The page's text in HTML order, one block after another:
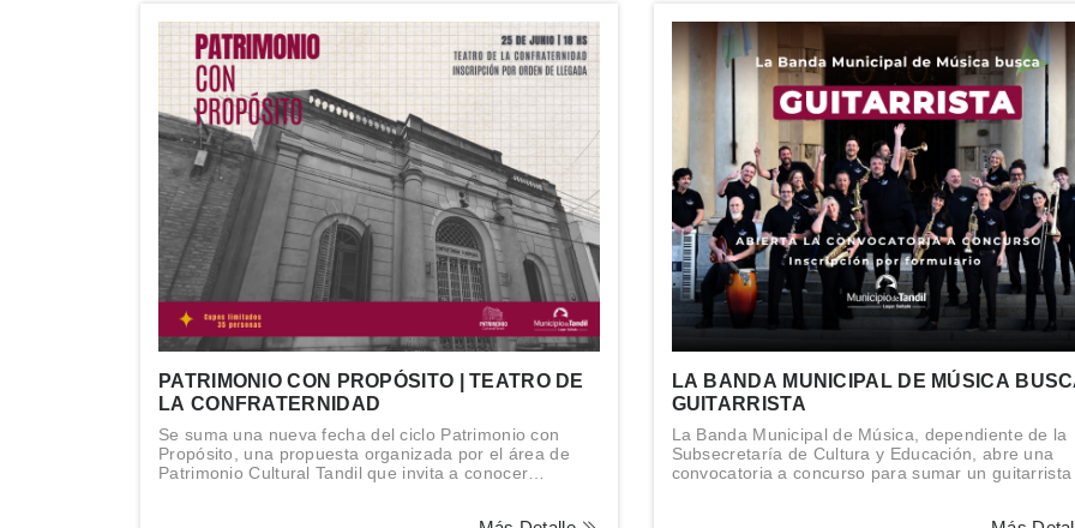
PATRIMONIO CON PROPÓSITO | TEATRO DE
LA CONFRATERNIDAD
Se suma una nueva fecha del ciclo Patrimonio con
Propósito, una propuesta organizada por el área de
Patrimonio Cultural Tandil que invita a conocer
LA BANDA MUNICIPAL DE MÚSICA
GUITARRISTA
La Banda Municipal de Música, dependiente de la
Subsecretaría de Cultura y Educación, abre una
convocatoria a concurso para sumar un guitarrista